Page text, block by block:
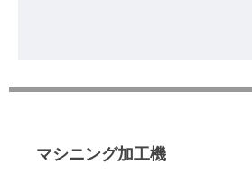
マシニング加工機